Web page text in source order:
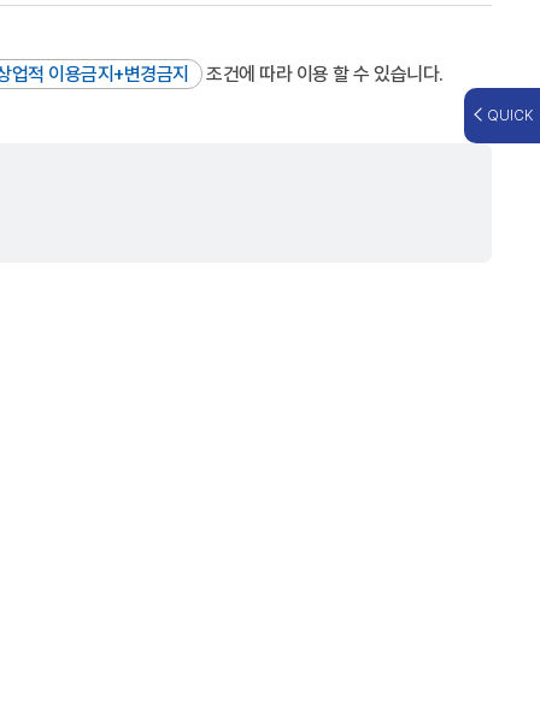
업적 이용금지+변경금지 조건에 따라 이용 할 수 있습니다.
QUICK